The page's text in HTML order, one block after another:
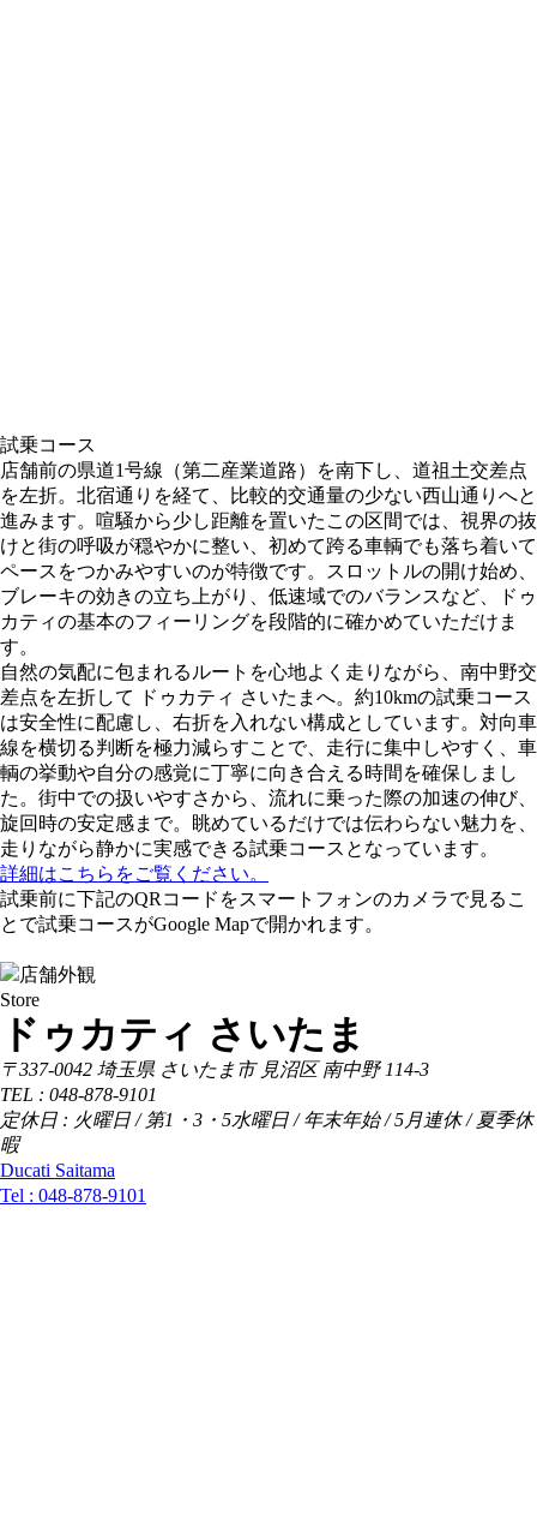
試乗コース
店舗前の県道1号線（第二産業道路）を南下し、道祖土交差点
を左折。北宿通りを経て、比較的交通量の少ない西山通りへと
進みます。喧騒から少し距離を置いたこの区間では、視界の抜
けと街の呼吸が穏やかに整い、初めて跨る車輌でも落ち着いて
ペースをつかみやすいのが特徴です。スロットルの開け始め、
ブレーキの効きの立ち上がり、低速域でのバランスなど、ドゥ
カティの基本のフィーリングを段階的に確かめていただけま
す。
自然の気配に包まれるルートを心地よく走りながら、南中野交
差点を左折して ドゥカティ さいたまへ。約10kmの試乗コース
は安全性に配慮し、右折を入れない構成としています。対向車
線を横切る判断を極力減らすことで、走行に集中しやすく、車
輌の挙動や自分の感覚に丁寧に向き合える時間を確保しまし
た。街中での扱いやすさから、流れに乗った際の加速の伸び、
旋回時の安定感まで。眺めているだけでは伝わらない魅力を、
走りながら静かに実感できる試乗コースとなっています。
詳細はこちらをご覧ください。
試乗前に下記のQRコードをスマートフォンのカメラで見るこ
とで試乗コースがGoogle Mapで開かれます。
Store
ドゥカティ さいたま
〒337-0042 埼玉県 さいたま市 見沼区 南中野 114-3
TEL : 048-878-9101
定休日 : 火曜日 / 第1・3・5水曜日 / 年末年始 / 5月連休 / 夏季休
暇
Ducati Saitama
Tel : 048-878-9101